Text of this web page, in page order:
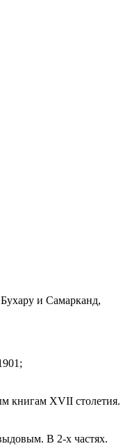
и Самарканд,
книгам XVII столетия.
В 2-х частях.